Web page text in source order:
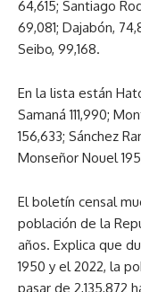
64,615; Santiago
69,081; Dajabón,
Seibo, 99,168.
En la lista están
Samaná 111,990;
156,633; Sánchez
Monseñor Nouel
El boletín censal
población de la
años. Explica que
1950 y el 2022, la
pasar de 2,135,872